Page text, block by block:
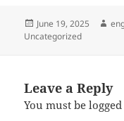
Posted
on
June 19, 2025
Uncategorized
Leave a Reply
You must be